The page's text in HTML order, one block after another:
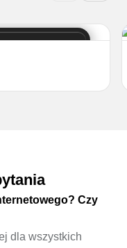
Czy
dla wszystkich